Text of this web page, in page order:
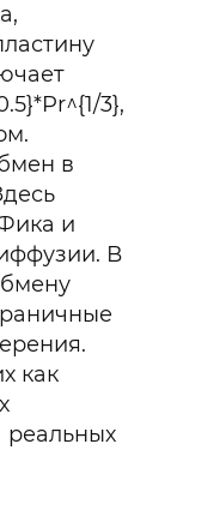
3},
в
и
В
как
реальных